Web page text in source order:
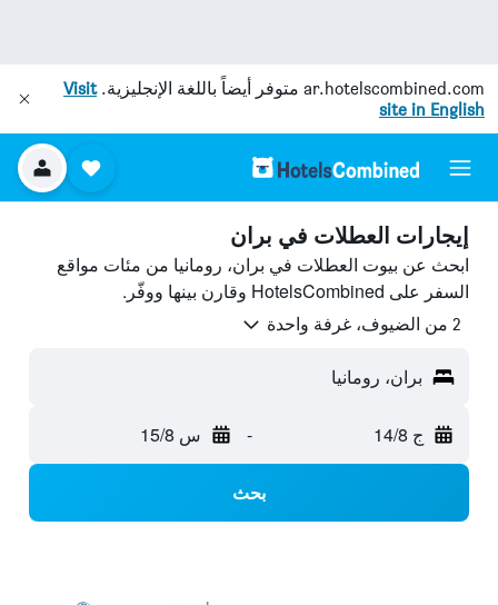
ar.hotelscombined.com متوفر أيضاً باللغة الإنجليزية.Visit
site in English
إيجارات العطلات في بران
ابحث عن بيوت العطلات في بران، رومانيا من مئات مواقع
السفر على HotelsCombined وقارن بينها ووفّر.
2 من الضيوف، غرفة واحدة
بران، رومانيا
ج 14/8 - س 15/8
بحث